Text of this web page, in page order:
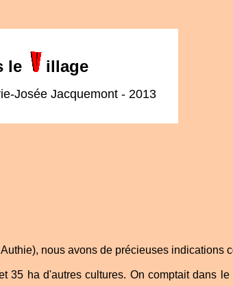
le illage
Josée Jacquemont - 2013
nous avons de précieuses indications
ha d'autres cultures. On comptait dans